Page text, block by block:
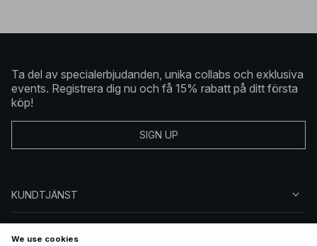
Ta del av specialerbjudanden, unika collabs och exklusiva
events. Registrera dig nu och få 15% rabatt på ditt första
köp!
SIGN UP
KUNDTJÄNST